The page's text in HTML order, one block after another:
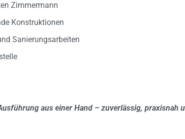
Zimmermann
Konstruktionen
Sanierungsarbeiten
aus einer Hand – zuverlässig, praxisnah